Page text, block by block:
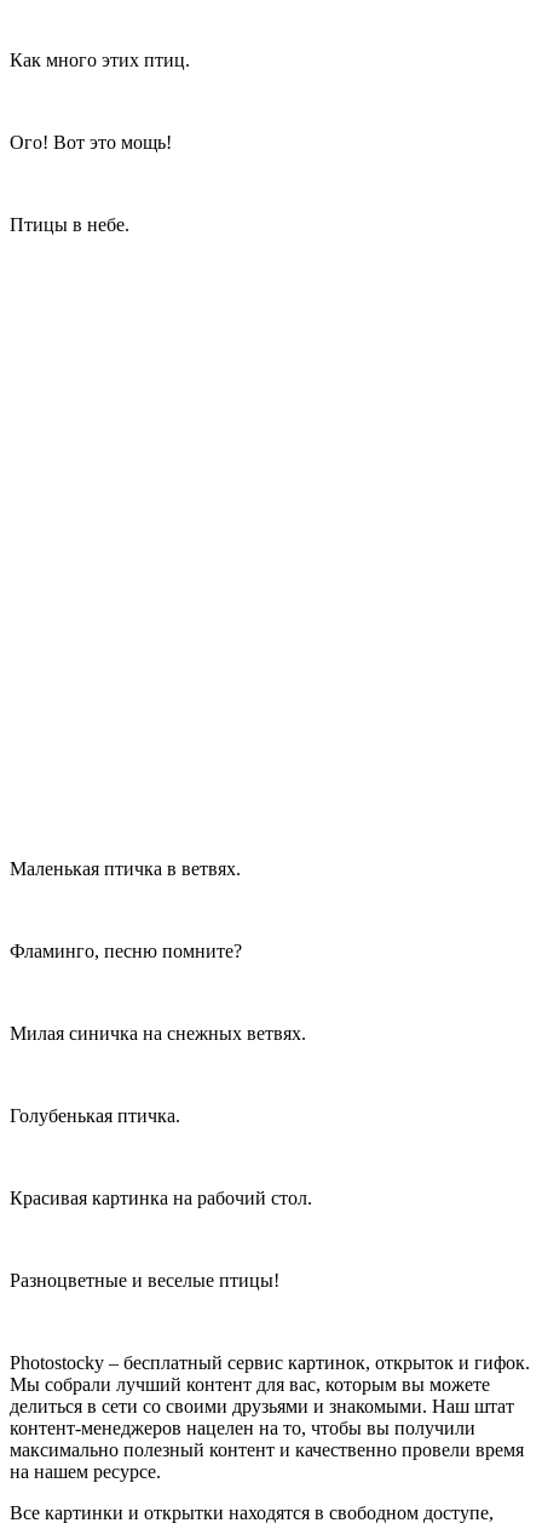
Как много этих птиц.
Ого! Вот это мощь!
Птицы в небе.
Маленькая птичка в ветвях.
Фламинго, песню помните?
Милая синичка на снежных ветвях.
Голубенькая птичка.
Красивая картинка на рабочий стол.
Разноцветные и веселые птицы!
Photostocky – бесплатный сервис картинок, открыток и гифок.
Мы собрали лучший контент для вас, которым вы можете
делиться в сети со своими друзьями и знакомыми. Наш штат
контент-менеджеров нацелен на то, чтобы вы получили
максимально полезный контент и качественно провели время
на нашем ресурсе.
Все картинки и открытки находятся в свободном доступе,